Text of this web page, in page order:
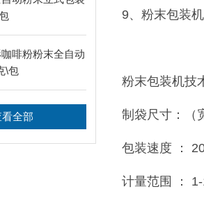
啡粉粉末全自动
\包
全部
9、粉末包装
粉末包装机技
制袋尺寸：（
包装速度 ：
计量范围 ：